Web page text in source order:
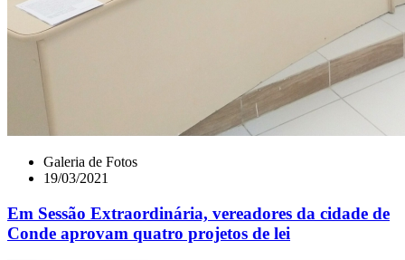
Galeria de Fotos
19/03/2021
Em Sessão Extraordinária, vereadores da cidade de
Conde aprovam quatro projetos de lei